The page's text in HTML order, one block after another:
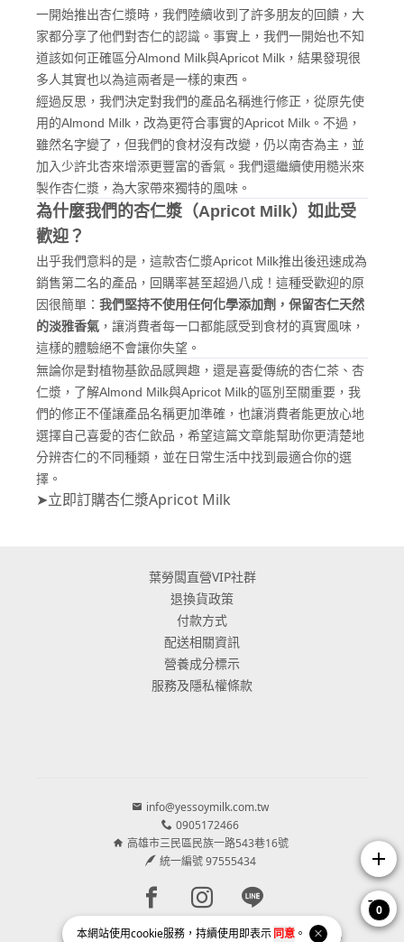
本網站使用cookie服務，持續使用即表示同意 。
一開始推出杏仁漿時，我們陸續收到了許多朋友的回饋，大
家都分享了他們對杏仁的認識。事實上，我們一開始也不知
道該如何正確區分Almond Milk與Apricot Milk，結果發現很
多人其實也以為這兩者是一樣的東西。
經過反思，我們決定對我們的產品名稱進行修正，從原先使
用的Almond Milk，改為更符合事實的Apricot Milk。不過，
雖然名字變了，但我們的食材沒有改變，仍以南杏為主，並
加入少許北杏來增添更豐富的香氣。我們還繼續使用糙米來
製作杏仁漿，為大家帶來獨特的風味。
為什麼我們的杏仁漿（Apricot Milk）如此受
歡迎？
出乎我們意料的是，這款杏仁漿Apricot Milk推出後迅速成為
銷售第二名的產品，回購率甚至超過八成！這種受歡迎的原
因很簡單： 我們堅持不使用任何化學添加劑，保留杏仁天然
的淡雅香氣 ，讓消費者每一口都能感受到食材的真實風味，
這樣的體驗絕不會讓你失望。
無論你是對植物基飲品感興趣，還是喜愛傳統的杏仁茶、杏
仁漿，了解Almond Milk與Apricot Milk的區別至關重要，我
們的修正不僅讓產品名稱更加準確，也讓消費者能更放心地
選擇自己喜愛的杏仁飲品，希望這篇文章能幫助你更清楚地
分辨杏仁的不同種類，並在日常生活中找到最適合你的選
擇。
➤立即訂購杏仁漿Apricot Milk
葉勞闆直營VIP社群
退換貨政策
付款方式
配送相關資訊
營養成分標示
服務及隱私權條款
info@yessoymilk.com.tw
0905172466
高雄市三民區民族一路543巷16號
統一編號 97555434
Facebook page
Instagram page
Line page
Copyright © 2026 葉氏豆匠｜臺灣國產鮮濃豆漿 All Rights
add
0